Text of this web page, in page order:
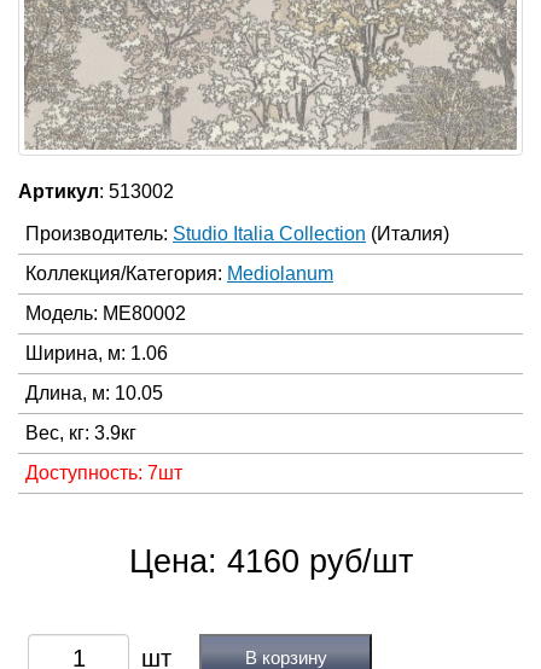
Артикул: 513002
Производитель: Studio Italia Collection (Италия)
Коллекция/Категория: Mediolanum
Модель: ME80002
Ширина, м: 1.06
Длина, м: 10.05
Вес, кг: 3.9кг
Доступность: 7шт
Цена: 4160 руб/шт
В корзину